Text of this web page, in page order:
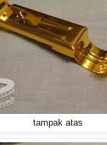
tampak atas